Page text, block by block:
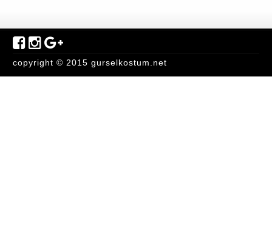
copyright © 2015 gurselkostum.net